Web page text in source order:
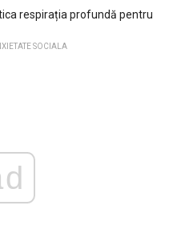
respirația profundă pentru
SOCIALA